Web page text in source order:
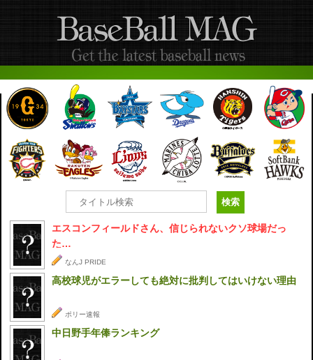
エスコンフィールドさん、信じられないクソ球場だっ
た…
なんJ PRIDE
高校球児がエラーしても絶対に批判してはいけない理由
ポリー速報
中日野手年俸ランキング